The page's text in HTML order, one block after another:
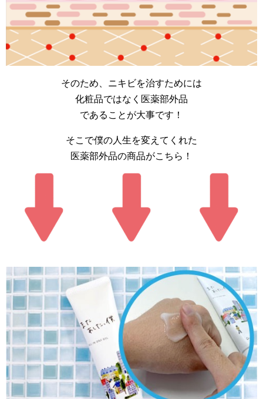
そのため、ニキビを治すためには
化粧品ではなく医薬部外品
であることが大事です！
そこで僕の人生を変えてくれた
医薬部外品の商品がこちら！